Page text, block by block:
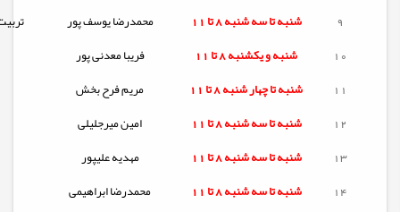
9
شنبه تاسه شنبه8 تا 11 محمدرضا یوسف پور
10
شنبه و یکشنبه8 تا 11
فریبا معدنی پور
11
شنبه تاچهار شنبه8 تا 11
مریم فرح بخش
12
شنبه تاسه شنبه8 تا 11
امین میرجلیلی
13
شنبه تاسه شنبه8 تا 11
مهدیه علیپور
14
شنبه تاسه شنبه8 تا 11
محمدرضا ابراهیمی